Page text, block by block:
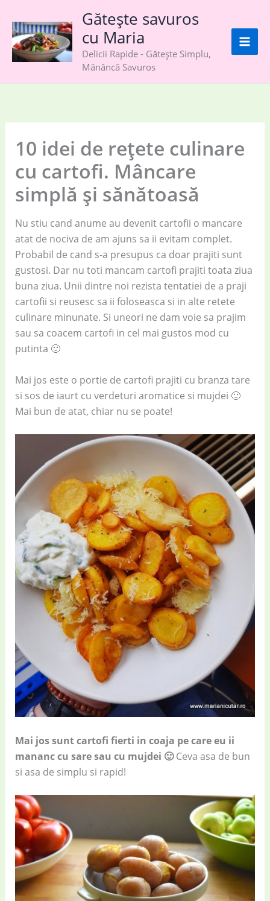
content
Gătește savuros
cu Maria
Delicii Rapide - Gătește Simplu,
Mănâncă Savuros
10 idei de rețete culinare
cu cartofi. Mâncare
simplă și sănătoasă
Nu stiu cand anume au devenit cartofii o mancare
atat de nociva de am ajuns sa ii evitam complet.
Probabil de cand s-a presupus ca doar prajiti sunt
gustosi. Dar nu toti mancam cartofi prajiti toata ziua
buna ziua. Unii dintre noi rezista tentatiei de a praji
cartofii si reusesc sa ii foloseasca si in alte retete
culinare minunate. Si uneori ne dam voie sa prajim
sau sa coacem cartofi in cel mai gustos mod cu
putinta 🙂
Mai jos este o portie de cartofi prajiti cu branza tare
si sos de iaurt cu verdeturi aromatice si mujdei 🙂
Mai bun de atat, chiar nu se poate!
Mai jos sunt cartofi fierti in coaja pe care eu ii
mananc cu sare sau cu mujdei 🙂Ceva asa de bun
si asa de simplu si rapid!